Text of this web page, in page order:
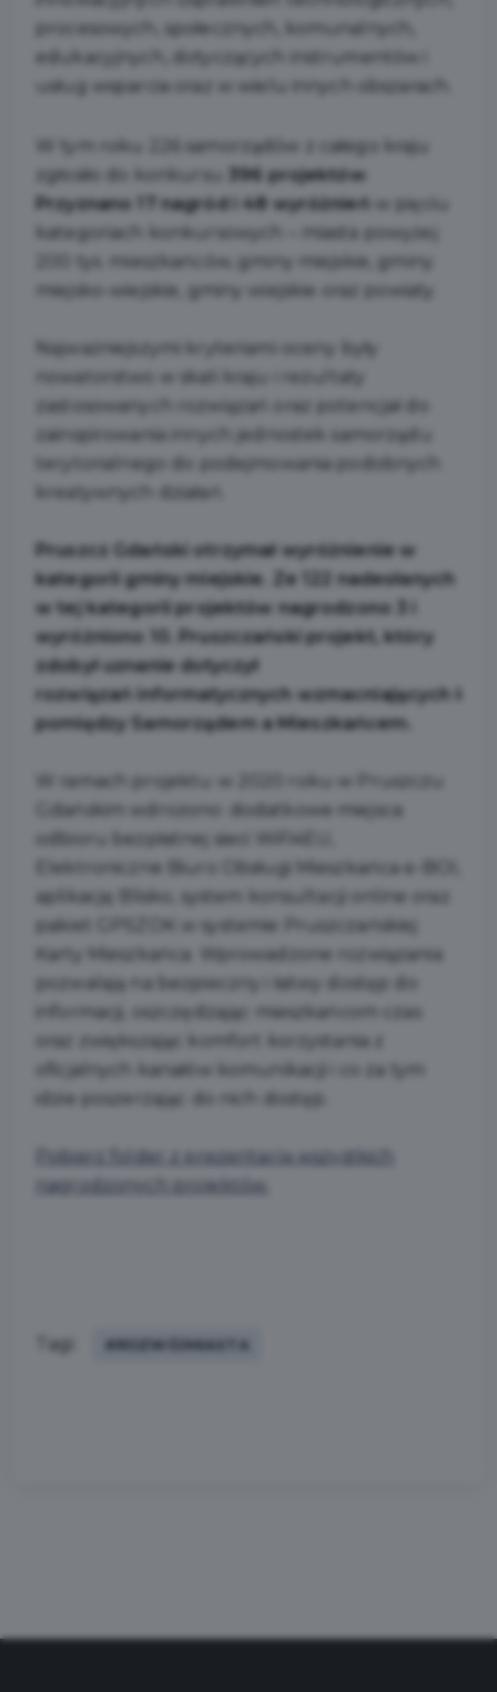
procesowych, społecznych, komunalnych,
edukacyjnych, dotyczących instrumentów i
usług wsparcia oraz w wielu innych obszarach.
W tym roku 226 samorządów z całego kraju
396 projektów
Przyznano 17 nagród i 48 wyróżnień
w pięciu
kategoriach konkursowych – miasta powyżej
200 tys. mieszkańców, gminy miejskie, gminy
miejsko-wiejskie, gminy wiejskie oraz powiaty.
Najważniejszymi kryteriami oceny były
nowatorstwo w skali kraju i rezultaty
zastosowanych rozwiązań oraz potencjał do
zainspirowania innych jednostek samorządu
terytorialnego do podejmowania podobnych
kreatywnych działań.
Pruszcz Gdański otrzymał wyróżnienie w
kategorii gminy miejskie. Ze 122 nadesłanych
w tej kategorii projektów nagrodzono 3 i
wyróżniono 10. Pruszczański projekt, który
zdobył uznanie dotyczył
rozwiązań informatycznych wzmacniających
pomiędzy Samorządem a Mieszkańcem.
W ramach projektu w 2020 roku w Pruszczu
Gdańskim wdrożono: dodatkowe miejsca
odbioru bezpłatnej sieci WiFi4EU,
Elektroniczne Biuro Obsługi Mieszkańca e-BOI,
aplikację Blisko, system konsultacji online oraz
pakiet GPSZOK w systemie Pruszczańskiej
Karty Mieszkańca. Wprowadzone rozwiązania
pozwalają na bezpieczny i łatwy dostęp do
informacji, oszczędzając mieszkańcom czas
oraz zwiększając komfort korzystania z
oficjalnych kanałów komunikacji i co za tym
idzie poszerzając do nich dostęp.
Pobierz folder z prezentacją wszystkich
nagrodzonych projektów.
Tagi: #ROZWÓJMIASTA